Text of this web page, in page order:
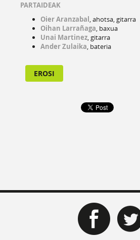
PARTAIDEAK
Oier Aranzabal , ahotsa, gitarra
Oihan Larrañaga, baxua
Unai Martinez, gitarra
Ander Zulaika, bateria
EROSI